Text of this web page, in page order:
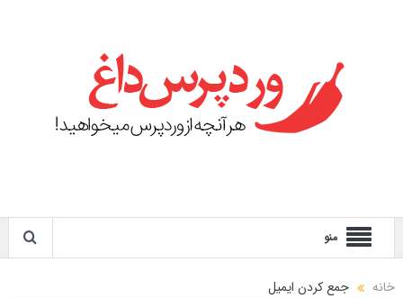
منو
خانه جمع کردن ایمیل